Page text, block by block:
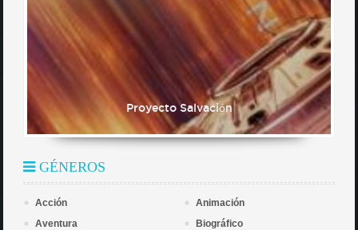
Proyecto Salvación
GÉNEROS
Acción
Animación
Aventura
Biográfico